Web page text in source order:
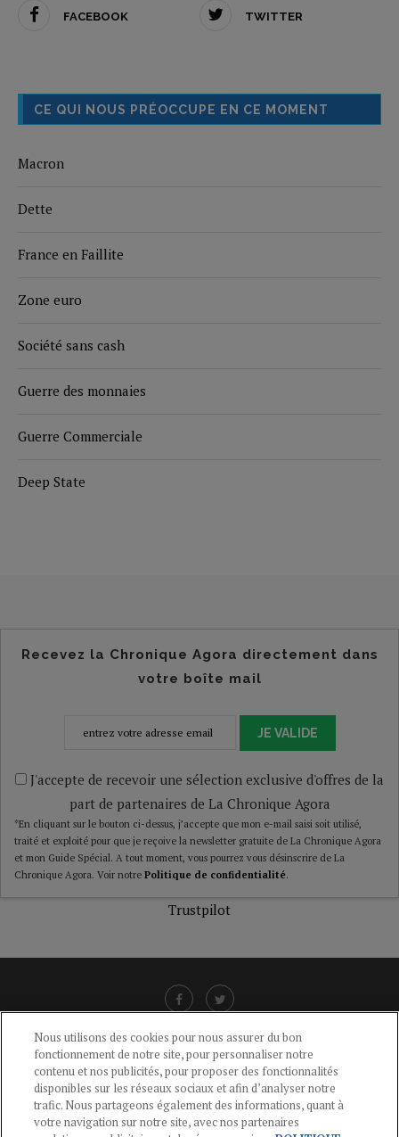
FACEBOOK TWITTER
CE QUI NOUS PRÉOCCUPE EN CE MOMENT
Macron
Dette
France en Faillite
Zone euro
Société sans cash
Guerre des monnaies
Guerre Commerciale
Deep State
Recevez la Chronique Agora directement dans
votre boîte mail
JE VALIDE
J'accepte de recevoir une sélection exclusive d'offres de la
part de partenaires de La Chronique Agora
*En cliquant sur le bouton ci-dessus, j’accepte que mon e-mail saisi soit utilisé,
traité et exploité pour que je reçoive la newsletter gratuite de La Chronique Agora
et mon Guide Spécial. A tout moment, vous pourrez vous désinscrire de La
Chronique Agora. Voir notre Politique de confidentialité.
Trustpilot
LIENS UTILES
CGU-POLITIQUE DE CONFIDENTIALITÉ -POLITIQUE DES COOKIES
MENTIONS LÉGALES -AIDE
Nous utilisons des cookies pour nous assurer du bon
fonctionnement de notre site, pour personnaliser notre
contenu et nos publicités, pour proposer des fonctionnalités
disponibles sur les réseaux sociaux et afin d’analyser notre
trafic. Nous partageons également des informations, quant à
votre navigation sur notre site, avec nos partenaires